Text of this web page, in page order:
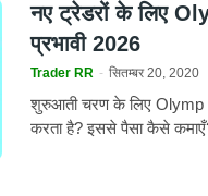
नए ट्रेडरों के लिए
प्रभावी 2026
Trader RR - सितम्बर 20, 2020
शुरुआती चरण के लिए Olymp
करता है? इससे पैसा कैसे